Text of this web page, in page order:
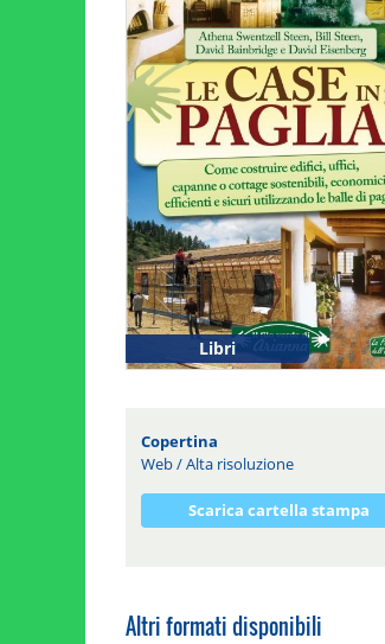
Libri
Copertina
Web/Alta risoluzione
Scarica cartella stampa
Altri formati disponibili